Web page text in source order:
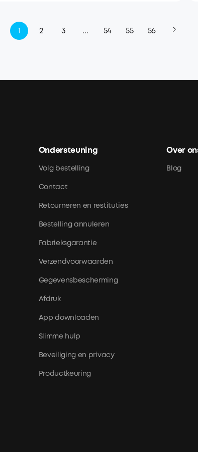
1 2 3 ... 54 55 56
Ondersteuning
Volg bestelling
Contact
Retourneren en restituties
Bestelling annuleren
Fabrieksgarantie
Verzendvoorwaarden
Gegevensbescherming
Afdruk
App downloaden
Slimme hulp
Beveiliging en privacy
Productkeuring
Over
Blog